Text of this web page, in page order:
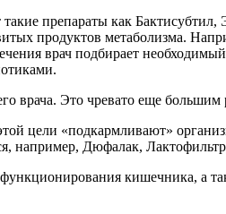
препараты как
продуктов метаболизма.
врач подбирает
Это чревато еще
цели «подкармливают»
например, Дюфалак,
кишечника, а